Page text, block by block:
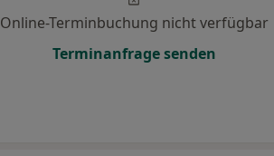
Online-Terminbuchung nicht verfügbar
Terminanfrage senden